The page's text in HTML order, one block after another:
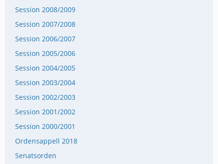
Session 2008/2009
Session 2007/2008
Session 2006/2007
Session 2005/2006
Session 2004/2005
Session 2003/2004
Session 2002/2003
Session 2001/2002
Session 2000/2001
Ordensappell 2018
Senatsorden